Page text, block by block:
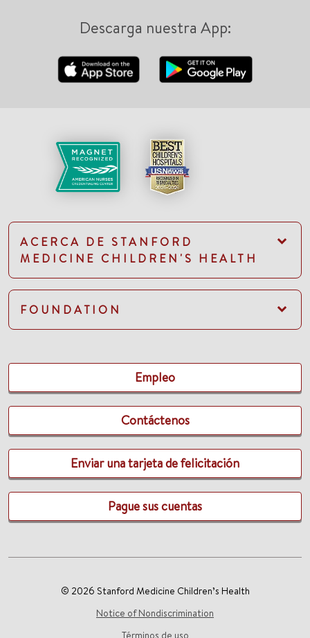
Descarga nuestra App:
ACERCA DE STANFORD
MEDICINE CHILDREN'S HEALTH
FOUNDATION
Empleo
Contáctenos
Enviar una tarjeta de felicitación
Pague sus cuentas
© 2026 Stanford Medicine Children’s Health
Notice of Nondiscrimination
Términos de uso